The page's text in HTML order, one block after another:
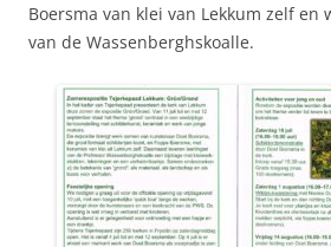
Boersma van klei van Lekkum zelf en
van de Wassenberghskoalle.